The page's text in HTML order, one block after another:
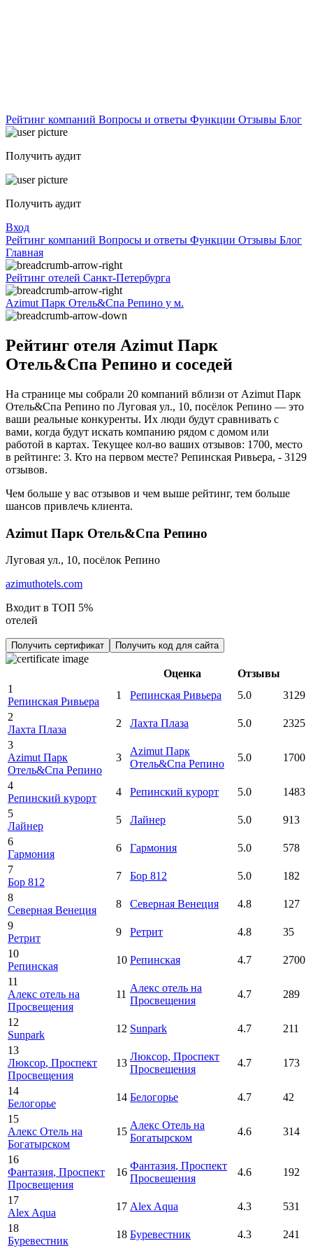
Рейтинг компаний Вопросы и ответы Функции Отзывы Блог
Получить аудит
Получить аудит
Вход
Рейтинг компаний Вопросы и ответы Функции Отзывы Блог
Главная
Рейтинг отелей Санкт-Петербурга
Azimut Парк Отель&Спа Репино у м.
Рейтинг отеля Azimut Парк
Отель&Спа Репино и соседей
На странице мы собрали 20 компаний вблизи от Azimut Парк
Отель&Спа Репино по Луговая ул., 10, посёлок Репино — это
ваши реальные конкуренты. Их люди будут сравнивать с
вами, когда будут искать компанию рядом с домом или
работой в картах. Текущее кол-во ваших отзывов: 1700, место
в рейтинге: 3. Кто на первом месте? Репинская Ривьера, - 3129
отзывов.
Чем больше у вас отзывов и чем выше рейтинг, тем больше
шансов привлечь клиента.
Azimut Парк Отель&Спа Репино
Луговая ул., 10, посёлок Репино
azimuthotels.com
Входит в ТОП 5%
отелей
Получить сертификат Получить код для сайта
Оценка
Отзывы
1
Репинская Ривьера
1 Репинская Ривьера 5.0
3129
2
Лахта Плаза
2 Лахта Плаза 5.0
2325
3
Azimut Парк
Отель&Спа Репино
3
Azimut Парк
Отель&Спа Репино
5.0 1700
4
Репинский курорт
4 Репинский курорт 5.0
1483
5
Лайнер
5 Лайнер 5.0
913
6
Гармония
6 Гармония 5.0
578
7
Бор 812
7 Бор 812 5.0
182
8
Северная Венеция
8 Северная Венеция 4.8
127
9
Ретрит
9 Ретрит 4.8
35
10
Репинская
10 Репинская 4.7
2700
11
Алекс отель на
Просвещения
11
Алекс отель на
Просвещения
4.7 289
12
Sunpark
12 Sunpark 4.7
211
13
Люксор, Проспект
Просвещения
13
Люксор, Проспект
Просвещения
4.7 173
14
Белогорье
14 Белогорье 4.7
42
15
Алекс Отель на
Богатырском
15
Алекс Отель на
Богатырском
4.6 314
16
Фантазия, Проспект
Просвещения
16
Фантазия, Проспект
Просвещения
4.6 192
17
Alex Aqua
17 Alex Aqua 4.3
531
18
Буревестник
18 Буревестник 4.3
241